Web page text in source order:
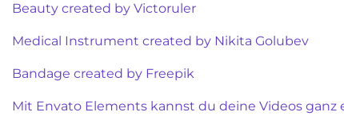
Beauty created by Victoruler
Medical Instrument created by Nikita Golubev
Bandage created by Freepik
Mit Envato Elements kannst du deine Videos